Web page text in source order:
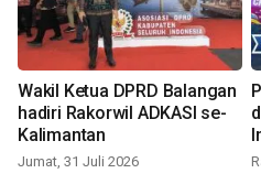
Wakil Ketua DPRD Balangan
hadiri Rakorwil ADKASI se-
Kalimantan
Jumat, 31 Juli 2026